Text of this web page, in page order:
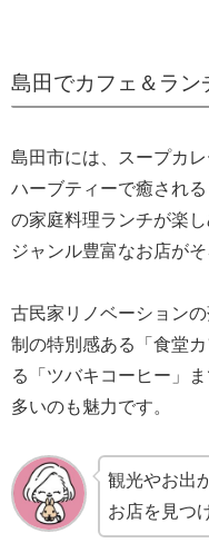
島田でカフェ＆ラン
島田市には、スープカ
ハーブティーで癒され
の家庭料理ランチが楽
ジャンル豊富なお店がそ
古民家リノベーション
制の特別感ある「食堂
る「ツバキコーヒー」
多いのも魅力です。
観光やお出
お店を見つ